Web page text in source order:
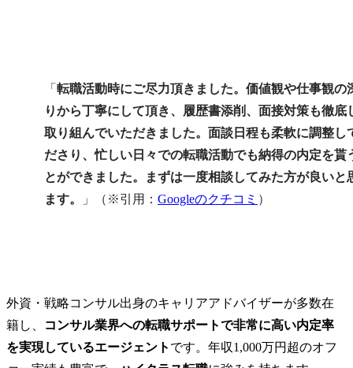
「 転職活動時にご尽力頂きました。価値観や仕事観の
りから丁寧にして頂き、履歴書添削、面接対策も徹底
取り組んでいただきました。面談日程も柔軟に調整し
ださり、忙しい日々での転職活動でも納得の内定を貰
とができました。まずは一度相談してみた方が良いと
ます。
」（※引用： Googleのクチコミ ）
外資・戦略コンサル出身のキャリアアドバイザーが多数在
籍し、
コンサル業界への転職サポートで非常に高い内定率
を実現しているエージェント です。年収1,000万円超のオフ